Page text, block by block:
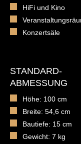
HiFi und Kino
Konzertsäle
STANDARD-
ABMESSUNG
Höhe: 100 cm
Breite: 54,6 cm
Bautiefe: 15 cm
Gewicht: 7 kg